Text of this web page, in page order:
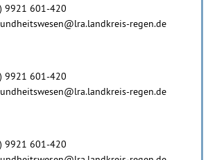
9921 601-420
regen.de
9921 601-420
regen.de
9921 601-420